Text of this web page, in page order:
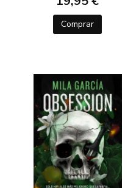
Comprar